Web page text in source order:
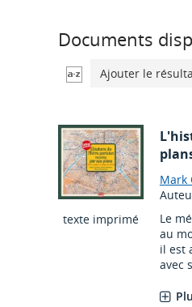
Documents
Ajouter le
texte imprimé
Mark
Le
au
il est
avec